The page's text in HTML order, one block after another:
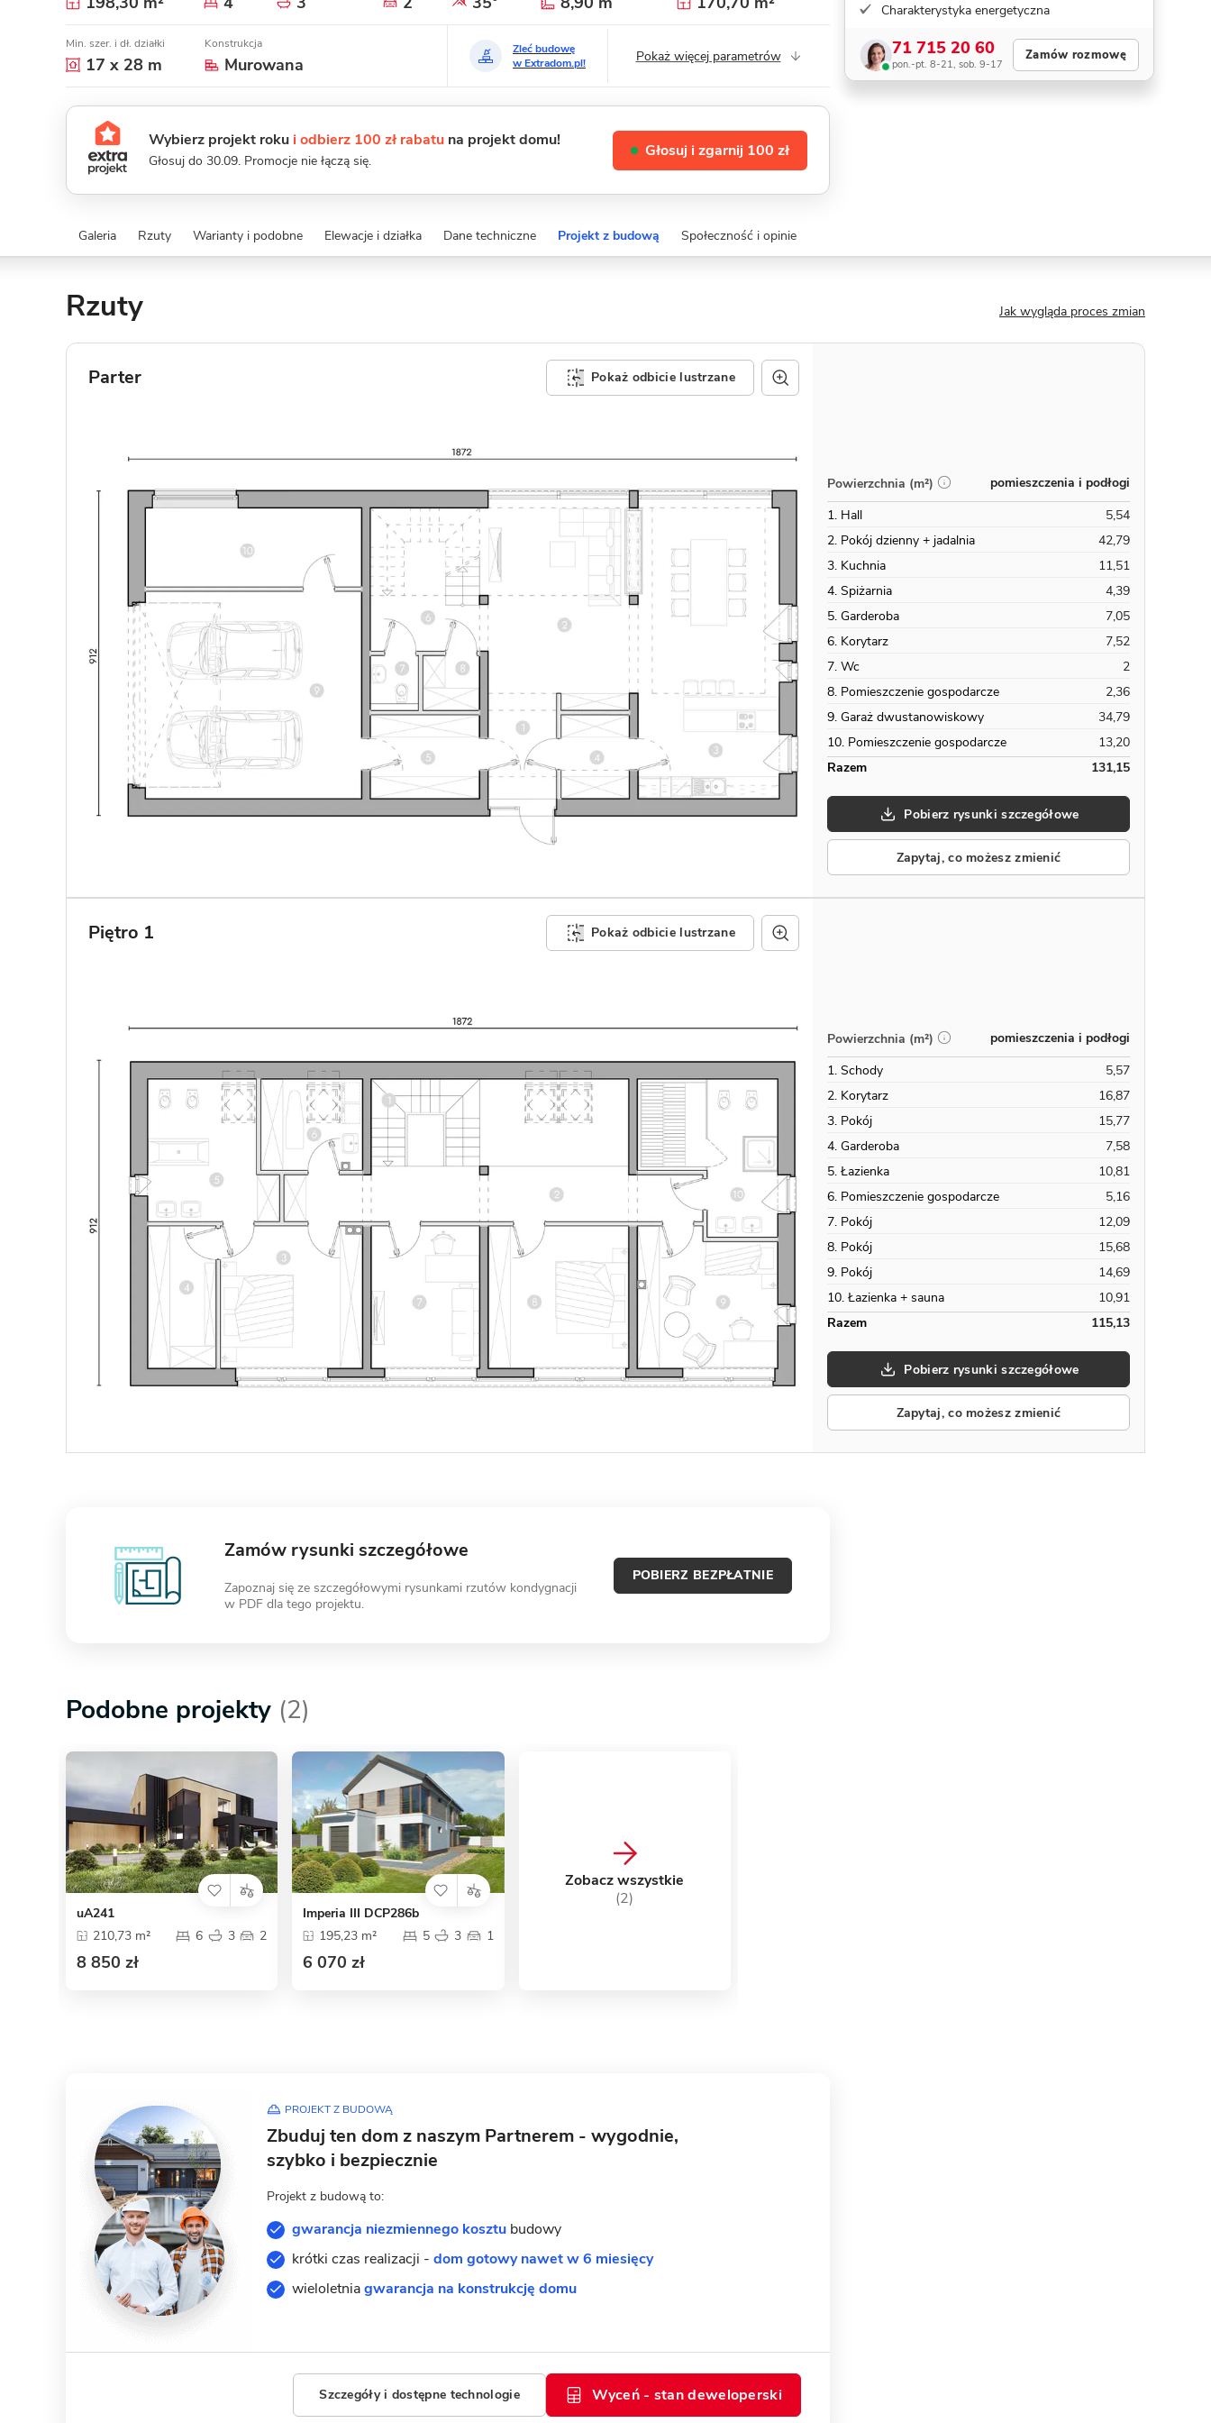
Min. szer. i dł. działki
17 x 28 m
Konstrukcja
Murowana
Zleć budowę
w Extradom.pl!
Pokaż więcej parametrów
Wybierz projekt roku i odbierz 100 zł rabatu na projekt domu!
Głosuj do 30.09. Promocje nie łączą się.
Głosuj i zgarnij 100 zł
Charakterystyka energetyczna
71 715 20 60
pon.-pt. 8-21, sob. 9-17
Zamów rozmowę
Galeria Rzuty Warianty i podobne Elewacje i działka Dane techniczne Projekt z budową Społeczność i opinie
Rzuty Jak wygląda proces zmian
Parter Pokaż odbicie lustrzane
Powierzchnia (m²)
pomieszczenia i podłogi
1. Hall
5,54
2. Pokój dzienny + jadalnia
42,79
3. Kuchnia
11,51
4. Spiżarnia
4,39
5. Garderoba
7,05
6. Korytarz
7,52
7. Wc
2
8. Pomieszczenie gospodarcze
2,36
9. Garaż dwustanowiskowy
34,79
10. Pomieszczenie gospodarcze
13,20
Razem
131,15
Pobierz rysunki szczegółowe
Zapytaj, co możesz zmienić
Piętro 1 Pokaż odbicie lustrzane
Powierzchnia (m²)
pomieszczenia i podłogi
1. Schody
5,57
2. Korytarz
16,87
3. Pokój
15,77
4. Garderoba
7,58
5. Łazienka
10,81
6. Pomieszczenie gospodarcze
5,16
7. Pokój
12,09
8. Pokój
15,68
9. Pokój
14,69
10. Łazienka + sauna
10,91
Razem
115,13
Pobierz rysunki szczegółowe
Zapytaj, co możesz zmienić
Zamów rysunki szczegółowe
Zapoznaj się ze szczegółowymi rysunkami rzutów kondygnacji
w PDF dla tego projektu.
POBIERZ BEZPŁATNIE
Podobne projekty (2)
uA241
210,73 m²
6 3 2
8 850 zł
Imperia III DCP286b
195,23 m²
5 3 1
6 070 zł
Zobacz wszystkie
(2)
PROJEKT Z BUDOWĄ
Zbuduj ten dom z naszym Partnerem - wygodnie,
szybko i bezpiecznie
Projekt z budową to:
gwarancja niezmiennego kosztu budowy
krótki czas realizacji - dom gotowy nawet w 6 miesięcy
wieloletniagwarancja na konstrukcję domu
Szczegóły i dostępne technologie Wyceń - stan deweloperski